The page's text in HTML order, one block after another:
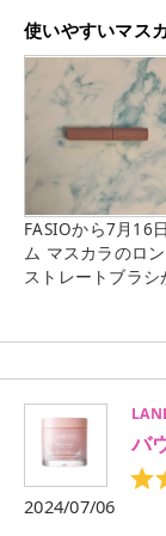
使いやすいマス
FASIOから7月16
ム マスカラのロング＆
ストレートブラシ
ズに塗ることが
で好みのマスカラだと思いま
クを落とす際にまつ
ーズのような上
トルです。 可愛
バ
2024/07/06